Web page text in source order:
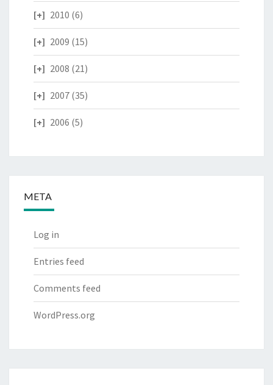
2010 (6)
2009 (15)
2008 (21)
2007 (35)
2006 (5)
META
Log in
Entries feed
Comments feed
WordPress.org